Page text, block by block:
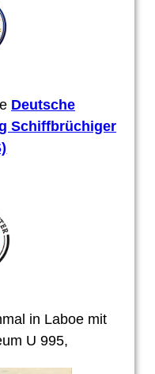
Deutsche
Schiffbrüchiger
in Laboe mit
U 995,